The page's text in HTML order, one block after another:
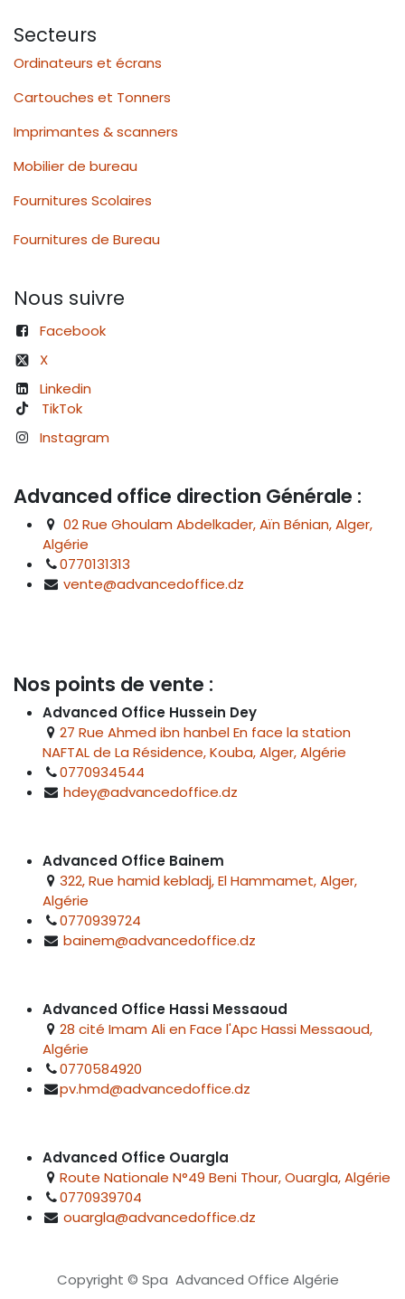
Secteurs
Ordinateurs et écrans
Cartouches et Tonners
Imprimantes & scanners
Mobilier de bureau
Fournitures Scolaires
Fournitures de Bureau
Nous suivre
Facebook
X
Linkedin
TikTok
Instagram
Advanced office direction Générale :
02 Rue Ghoulam Abdelkader, Aïn Bénian, Alger,
Algérie
0770131313
vente@advancedoffice.dz
Nos points de vente :
Advanced Office Hussein Dey
27 Rue Ahmed ibn hanbel En face la station
NAFTAL de La Résidence, Kouba, Alger, Algérie
0770934544
hdey@advancedoffice.dz
Advanced Office Bainem
322, Rue hamid kebladj, El Hammamet, Alger,
Algérie
0770939724
bainem@advancedoffice.dz
Advanced Office Hassi Messaoud
28 cité Imam Ali en Face l'Apc Hassi Messaoud,
Algérie
0770584920
pv.hmd@advancedoffice.dz
Advanced Office Ouargla
Route Nationale N°49 Beni Thour, Ouargla, Algérie
0770939704
ouargla@advancedoffice.dz
Copyright © Spa Advanced Office Algérie